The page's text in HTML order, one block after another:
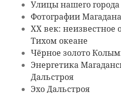
Улицы нашего города
Фотографии
ХХ век: неизвестное
Тихом океане
Чёрное золото
Энергетика
Дальстроя
Эхо Дальстроя